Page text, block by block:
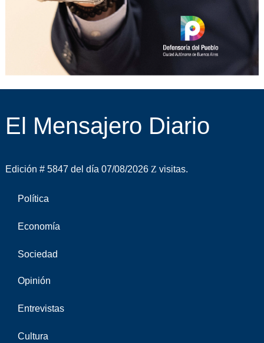
El Mensajero Diario
Edición # 5847 del día 07/08/2026 visitas.
Política
Economía
Sociedad
Opinión
Entrevistas
Cultura